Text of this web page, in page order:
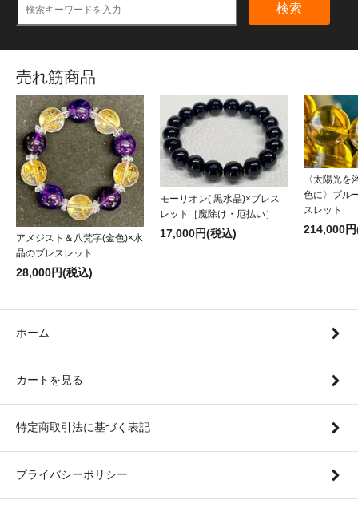
検索
売れ筋商品
アメジスト＆八梵字(金色)×水
晶のブレスレット
28,000円(税込)
モーリオン( 黒水晶)×ブレス
レット［魔除け・厄払い］
17,000円(税込)
〈太陽光を
色に〉ブル
スレット
214,000
ホーム
カートを見る
特定商取引法に基づく表記
プライバシーポリシー